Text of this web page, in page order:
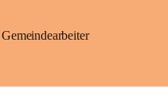
Gemeindearbeiter